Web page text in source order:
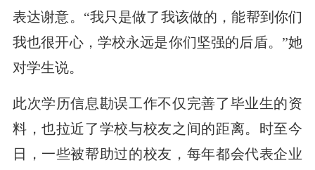
表达谢意。“我只是做了我该做的，能帮到你们
我也很开心，学校永远是你们坚强的后盾。”她
对学生说。
此次学历信息勘误工作不仅完善了毕业生的资
料，也拉近了学校与校友之间的距离。时至今
日，一些被帮助过的校友，每年都会代表企业